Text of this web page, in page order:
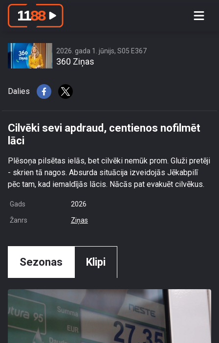
Cilvēki sevi apdraud, centienos
2026. gada 1. jūnijs, S05 E367
360 Ziņas
Dalies
Cilvēki sevi apdraud, centienos nofilmēt
lāci
Plēsoņa pilsētas ielās, bet cilvēki nemūk prom. Gluži pretēji
- skrien tā nagos. Absurda situācija izveidojās Jēkabpilī
pēc tam, kad iemaldījās lācis. Nācās pat evakuēt cilvēkus.
Gads 2026
Žanrs Ziņas
Sezonas Klipi